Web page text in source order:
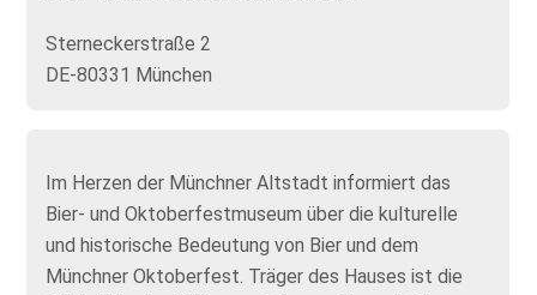
Sterneckerstraße 2
DE-80331 München
Im Herzen der Münchner Altstadt informiert das
Bier- und Oktoberfestmuseum über die kulturelle
und historische Bedeutung von Bier und dem
Münchner Oktoberfest. Träger des Hauses ist die